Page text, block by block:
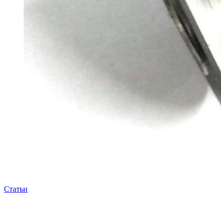
Статьи